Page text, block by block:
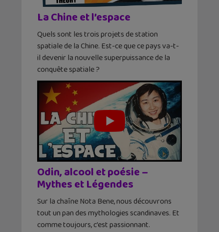
La Chine et l’espace
Quels sont les trois projets de station
spatiale de la Chine. Est-ce que ce pays va-t-
il devenir la nouvelle superpuissance de la
conquête spatiale ?
Odin, alcool et poésie –
Mythes et Légendes
Sur la chaîne Nota Bene, nous découvrons
tout un pan des mythologies scandinaves. Et
comme toujours, c’est passionnant.